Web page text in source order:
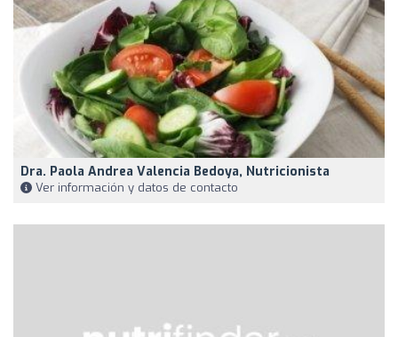
Dra. Paola Andrea Valencia Bedoya, Nutricionista
Ver información y datos de contacto